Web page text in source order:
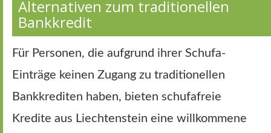
Alternativen zum traditionellen
Bankkredit
Für Personen, die aufgrund ihrer Schufa-
Einträge keinen Zugang zu traditionellen
Bankkrediten haben, bieten schufafreie
Kredite aus Liechtenstein eine willkommene